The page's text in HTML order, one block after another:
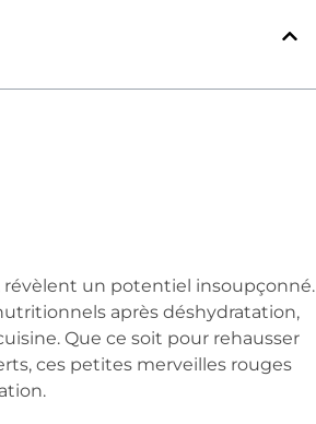
révèlent un potentiel insoupçonné.
après déshydratation,
Que ce soit pour rehausser
ces petites merveilles rouges